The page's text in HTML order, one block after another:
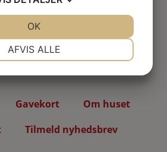
Gavekort
Om huset
Tilmeld nyhedsbrev
AFVIS ALLE
OK